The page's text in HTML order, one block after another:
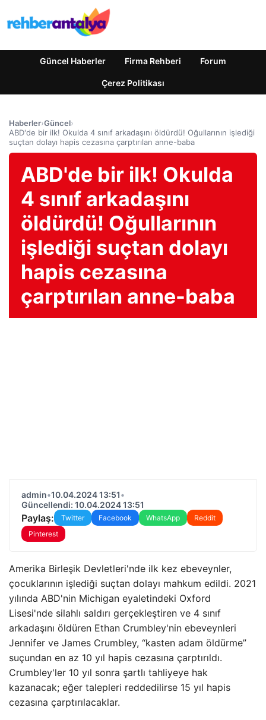
Güncel Haberler Firma Rehberi Forum
Çerez Politikası
Haberler›Güncel›
ABD'de bir ilk! Okulda 4 sınıf arkadaşını öldürdü! Oğullarının işlediği
suçtan dolayı hapis cezasına çarptırılan anne-baba
ABD'de bir ilk! Okulda
4 sınıf arkadaşını
öldürdü! Oğullarının
işlediği suçtan dolayı
hapis cezasına
çarptırılan anne-baba
admin•10.04.2024 13:51•
Güncellendi: 10.04.2024 13:51
Paylaş: Twitter Facebook WhatsApp
Reddit
Pinterest
Amerika Birleşik Devletleri'nde ilk kez ebeveynler,
çocuklarının işlediği suçtan dolayı mahkum edildi. 2021
yılında ABD'nin Michigan eyaletindeki Oxford
Lisesi'nde silahlı saldırı gerçekleştiren ve 4 sınıf
arkadaşını öldüren Ethan Crumbley'nin ebeveynleri
Jennifer ve James Crumbley, “kasten adam öldürme”
suçundan en az 10 yıl hapis cezasına çarptırıldı.
Crumbley'ler 10 yıl sonra şartlı tahliyeye hak
kazanacak; eğer talepleri reddedilirse 15 yıl hapis
cezasına çarptırılacaklar.